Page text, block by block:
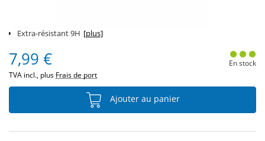
Extra-résistant 9H [plus]
7,99 €
TVA incl., plus Frais de port
En stock
Ajouter au panier